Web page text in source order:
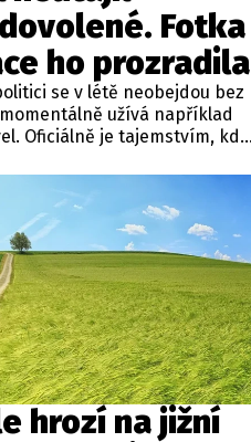
Fotka
ho prozradila
se v létě neobejdou bez
užívá například
Oficiálně je tajemstvím, kde
která leccos
hrozí na jižní